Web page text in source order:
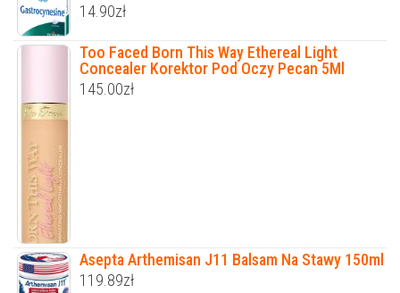
14.90zł
Too Faced Born This Way Ethereal Light
Concealer Korektor Pod Oczy Pecan 5Ml
145.00zł
Asepta Arthemisan J11 Balsam Na Stawy 150ml
119.89zł